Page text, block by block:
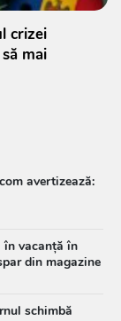
crizei
mai
avertizează:
în vacanță în
din magazine
schimbă